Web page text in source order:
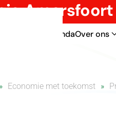
Amersfoort
AgendaOver ons
Economie met toekomst